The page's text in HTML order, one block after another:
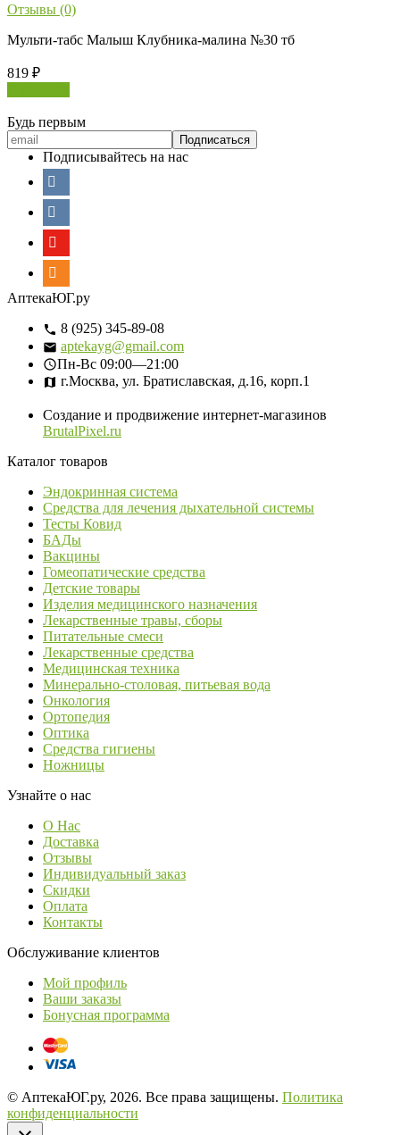
Отзывы (0)
Мульти-табс Малыш Клубника-малина №30 тб
819 ₽
Будь первым
Подписывайтесь на нас
АптекаЮГ.ру
8 (925) 345-89-08
aptekayg@gmail.com
Пн-Вс 09:00—21:00
г.Москва, ул. Братиславская, д.16, корп.1
Создание и продвижение интернет-магазинов
BrutalPixel.ru
Каталог товаров
Эндокринная система
Средства для лечения дыхательной системы
Тесты Ковид
БАДы
Вакцины
Гомеопатические средства
Детские товары
Изделия медицинского назначения
Лекарственные травы, сборы
Питательные смеси
Лекарственные средства
Медицинская техника
Минерально-столовая, питьевая вода
Онкология
Ортопедия
Оптика
Средства гигиены
Ножницы
Узнайте о нас
О Нас
Доставка
Отзывы
Индивидуальный заказ
Скидки
Оплата
Контакты
Обслуживание клиентов
Мой профиль
Ваши заказы
Бонусная программа
© АптекаЮГ.ру, 2026. Все права защищены. Политика
конфиденциальности